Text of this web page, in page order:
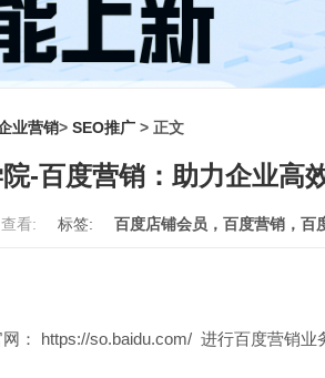
业营销> SEO推广 > 正文
-百度营销：助力企业高
看: 标签: 百度店铺会员，百度营销，百
： https://so.baidu.com/ 进行百度营销业